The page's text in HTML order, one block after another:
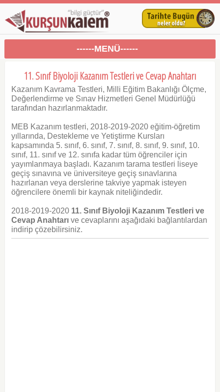
------MENÜ------
11. Sınıf Biyoloji Kazanım Testleri ve Cevap Anahtarı
Kazanım Kavrama Testleri, Milli Eğitim Bakanlığı Ölçme,
Değerlendirme ve Sınav Hizmetleri Genel Müdürlüğü
tarafından hazırlanmaktadır.
MEB Kazanım testleri, 2018-2019-2020 eğitim-öğretim
yıllarında, Destekleme ve Yetiştirme Kursları
kapsamında 5. sınıf, 6. sınıf, 7. sınıf, 8. sınıf, 9. sınıf, 10.
sınıf, 11. sınıf ve 12. sınıfa kadar tüm öğrenciler için
yayımlanmaya başladı. Kazanım tarama testleri liseye
geçiş sınavına ve üniversiteye geçiş sınavlarına
hazırlanan veya derslerine takviye yapmak isteyen
öğrencilere önemli bir kaynak niteliğindedir.
2018-2019-2020 11. Sınıf Biyoloji Kazanım Testleri ve
Cevap Anahtarıve cevaplarını aşağıdaki bağlantılardan
indirip çözebilirsiniz.